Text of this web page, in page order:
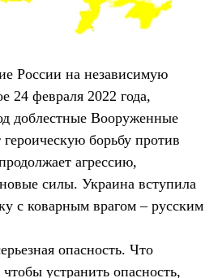
России на независимую
24 февраля 2022 года,
доблестные Вооруженные
борьбу против
агрессию,
силы. Украина вступила
с коварным врагом – русским
опасность. Что
устранить опасность,